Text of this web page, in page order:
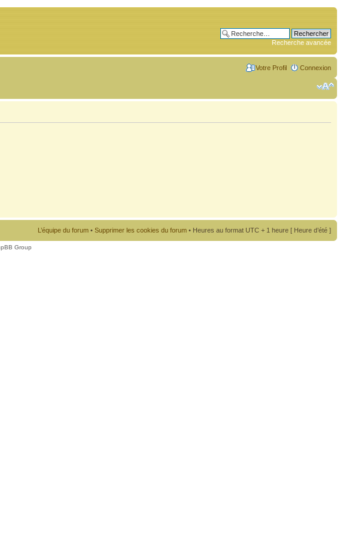
Recherche avancée
Votre Profil Connexion
L’équipe du forum • Supprimer les cookies du forum • Heures au format UTC + 1 heure [ Heure d’été ]
Group